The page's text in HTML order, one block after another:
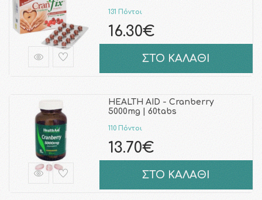
131 Πόντοι
16.30€
ΣΤΟ ΚΑΛΑΘΙ
HEALTH AID - Cranberry
5000mg | 60tabs
110 Πόντοι
13.70€
ΣΤΟ ΚΑΛΑΘΙ